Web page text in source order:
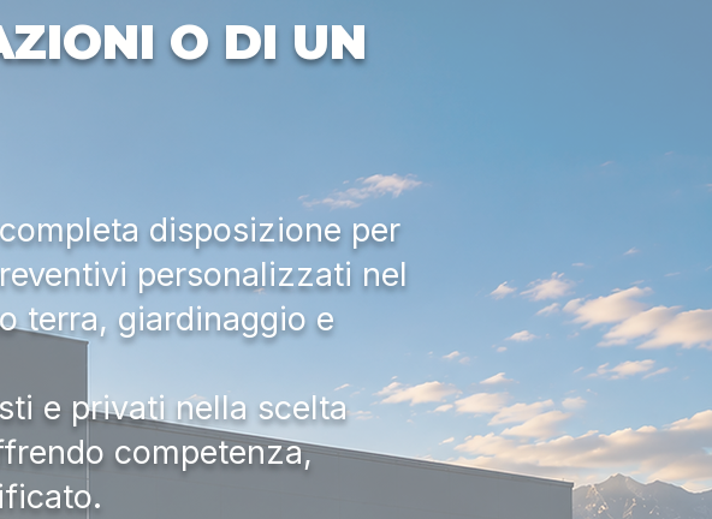
O DI UN
disposizione per
personalizzati nel
terra, giardinaggio e
e privati nella scelta
competenza,